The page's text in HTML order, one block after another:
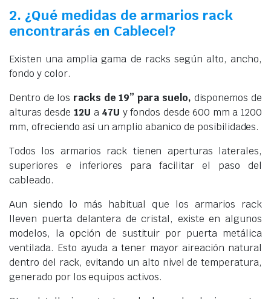
2. ¿Qué medidas de armarios rack
encontrarás en Cablecel?
Existen una amplia gama de racks según alto, ancho,
fondo y color.
Dentro de los racks de 19” para suelo, disponemos de
alturas desde 12U a47U y fondos desde 600 mm a 1200
mm, ofreciendo así un amplio abanico de posibilidades.
Todos los armarios rack tienen aperturas laterales,
superiores e inferiores para facilitar el paso del
cableado.
Aun siendo lo más habitual que los armarios rack
lleven puerta delantera de cristal, existe en algunos
modelos, la opción de sustituir por puerta metálica
ventilada. Esto ayuda a tener mayor aireación natural
dentro del rack, evitando un alto nivel de temperatura,
generado por los equipos activos.